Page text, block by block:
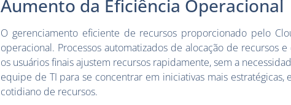
Aumento da Eficiência Operacional
O gerenciamento eficiente de recursos proporcionado pelo
operacional. Processos automatizados de alocação de recursos
os usuários finais ajustem recursos rapidamente, sem a
equipe de TI para se concentrar em iniciativas mais
cotidiano de recursos.